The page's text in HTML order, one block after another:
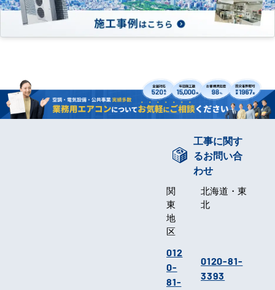
工事に関す
るお問い合
わせ
関
東
地
区
012
0-
81-
北海道・東
北
0120-81-
3393